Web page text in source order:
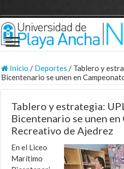
Inicio / Deportes / Tablero y
Bicentenario se unen en
Tablero y estrategia:
Bicentenario se unen en
Recreativo de Ajedrez
En el Liceo
Marítimo